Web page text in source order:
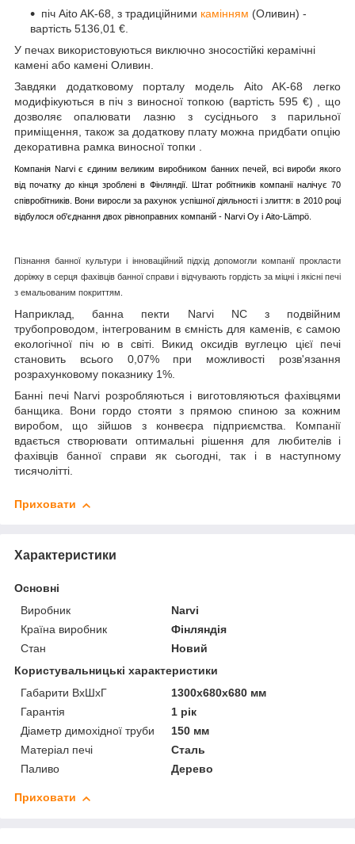
піч Aito AK-68, з традиційними камінням (Оливин) -
вартість 5136,01 €.
У печах використовуються виключно зносостійкі керамічні
камені або камені Оливин.
Завдяки додатковому порталу модель Aito AK-68 легко
модифікуються в піч з виносної топкою (вартість 595 €) , що
дозволяє опалювати лазню з сусіднього з парильної
приміщення, також за додаткову плату можна придбати опцію
декоративна рамка виносної топки .
Компанія Narviє єдиним великим виробником банних печей, всі вироби якого
від початку до кінця зроблені в Фінляндії. Штат робітників компанії налічує 70
співробітників. Вони виросли за рахунок успішної діяльності і злиття: в 2010 році
відбулося об'єднання двох рівноправних компаній - Narvi Oy і Aito-Lämpö.
Пізнання банної культури і інноваційний підхід допомогли компанії прокласти
доріжку в серця фахівців банної справи і відчувають гордість за міцні і якісні печі
з емальованим покриттям.
Наприклад, банна пекти Narvi NС з подвійним
трубопроводом, інтегрованим в ємність для каменів, є самою
екологічної піч ю в світі. Викид оксидів вуглецю цієї печі
становить всього 0,07% при можливості розв'язання
розрахунковому показнику 1%.
Банні печі Narvi розробляються і виготовляються фахівцями
банщика. Вони гордо стояти з прямою спиною за кожним
виробом, що зійшов з конвеєра підприємства. Компанії
вдається створювати оптимальні рішення для любителів і
фахівців банної справи як сьогодні, так і в наступному
тисячолітті.
Приховати
Характеристики
Основні
Виробник
Narvi
Країна виробник
Фінляндія
Стан
Новий
Користувальницькі характеристики
Габарити ВхШхГ
1300х680х680 мм
Гарантія
1 рік
Діаметр димохідної труби
150 мм
Матеріал печі
Сталь
Паливо
Дерево
Приховати